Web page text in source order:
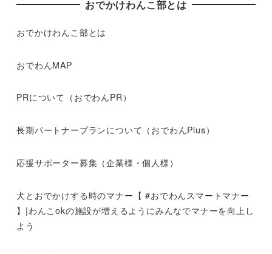
おでかけわんこ部とは
おでかけわんこ部とは
おでわんMAP
PRについて（おでわんPR）
長期パートナープランについて（おでわんPlus）
応援サポーター募集（企業様・個人様）
犬とおでかけする時のマナー【 #おでわんスマートマナー
】|わんこokの施設が増えるようにみんなでマナーを向上し
よう